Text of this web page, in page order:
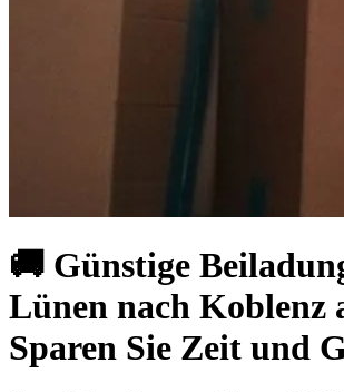
🚚 Günstige
Lünen nach Koblenz
Sparen Sie Zeit und